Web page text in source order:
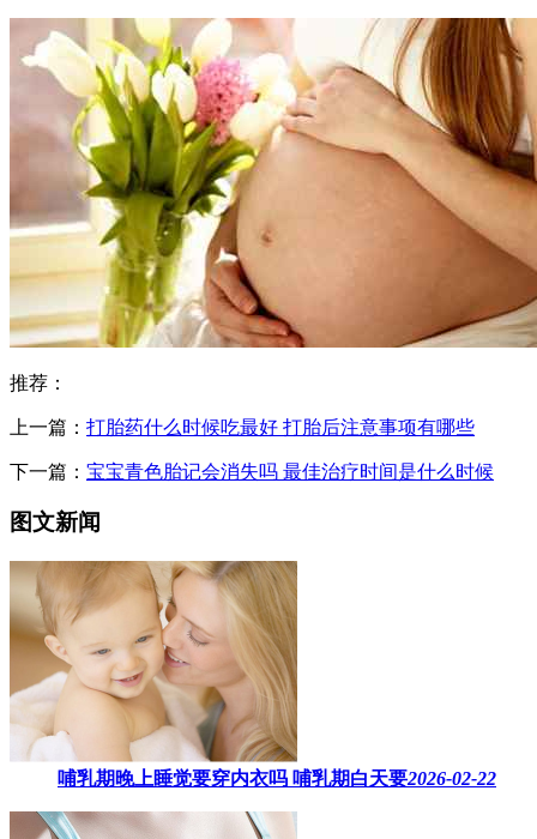
推荐：
上一篇： 打胎药什么时候吃最好 打胎后注意事项有哪些
下一篇： 宝宝青色胎记会消失吗 最佳治疗时间是什么时候
图文新闻
哺乳期晚上睡觉要穿内衣吗​ 哺乳期白天要2026-02-22